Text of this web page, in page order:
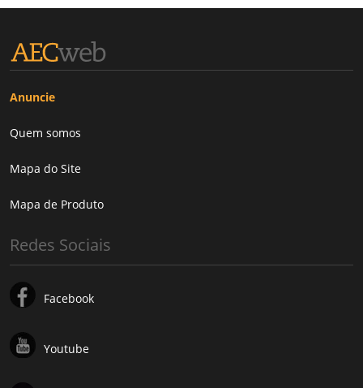
Anuncie
Quem somos
Mapa do Site
Mapa de Produto
Redes Sociais
Facebook
Youtube